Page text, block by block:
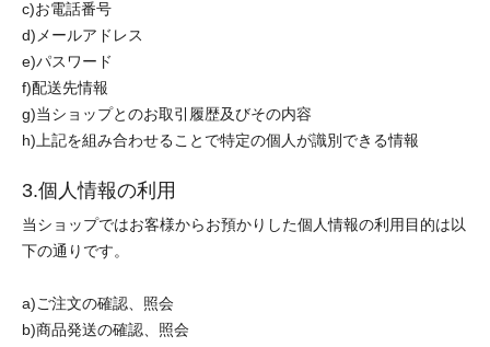
c)お電話番号
d)メールアドレス
e)パスワード
f)配送先情報
g)当ショップとのお取引履歴及びその内容
h)上記を組み合わせることで特定の個人が識別できる情報
3.個人情報の利用
当ショップではお客様からお預かりした個人情報の利用目的は以
下の通りです。
a)ご注文の確認、照会
b)商品発送の確認、照会